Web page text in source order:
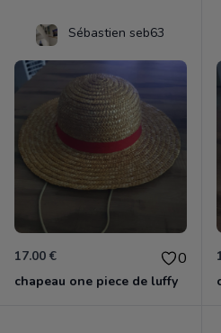
Sébastien seb63
17.00 € 0
chapeau one piece de luffy